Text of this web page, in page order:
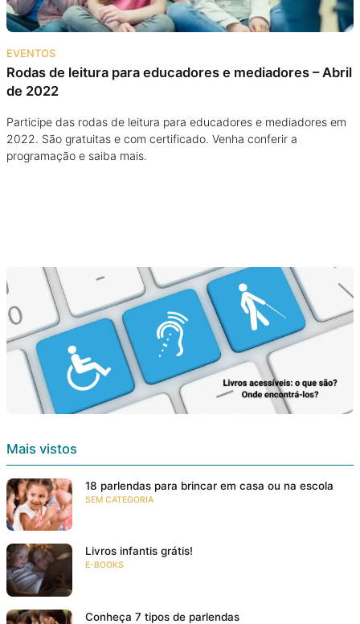
EVENTOS
Rodas de leitura para educadores e mediadores – Abril
de 2022
Participe das rodas de leitura para educadores e mediadores em
2022. São gratuitas e com certificado. Venha conferir a
programação e saiba mais.
Mais vistos
18 parlendas para brincar em casa ou na escola
SEM CATEGORIA
Livros infantis grátis!
E-BOOKS
Conheça 7 tipos de parlendas